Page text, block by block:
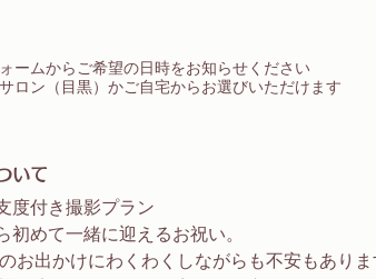
ームからご希望の日時をお知らせください
ロン（目黒）かご自宅からお選びいただけます。
いて
度付き撮影プラン
初めて一緒に迎えるお祝い。
お出かけにわくわくしながらも不安もありま